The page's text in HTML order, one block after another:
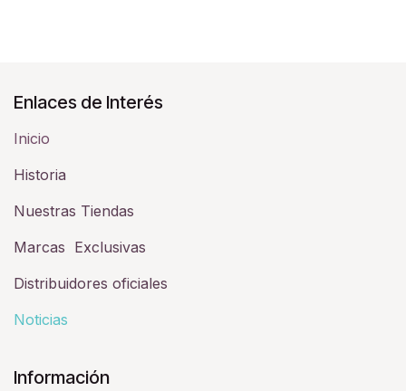
Enlaces de Interés
Inicio
Historia​
Nuestras Tiendas
Marcas Exclusivas
Distribuidores oficiales
Noticias
Información